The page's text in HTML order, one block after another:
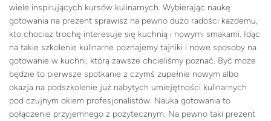
wiele inspirujących kursów kulinarnych. Wybierając naukę
gotowania na prezent sprawisz na pewno dużo radości każdemu,
kto chociaż trochę interesuje się kuchnią i nowymi smakami. Idąc
na takie szkolenie kulinarne poznajemy tajniki i nowe sposoby na
gotowanie w kuchni, którą zawsze chcieliśmy poznać. Być może
będzie to pierwsze spotkanie z czymś zupełnie nowym albo
okazja na podszkolenie już nabytych umiejętności kulinarnych
pod czujnym okiem profesjonalistów. Nauka gotowania to
połączenie przyjemnego z pożytecznym. Na pewno taki prezent